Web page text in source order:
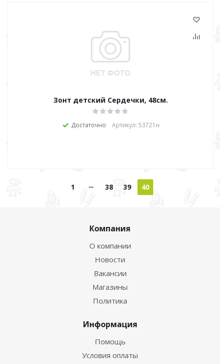
Зонт детский Сердечки, 48см.
Достаточно Артикул: 53721н
1 38 39 40
Компания
О компании
Новости
Вакансии
Магазины
Политика
Информация
Помощь
Условия оплаты